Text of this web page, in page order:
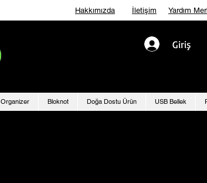
Hakkımızda İletişim Yardım
Giriş
Organizer Bloknot Doğa Dostu Ürün USB Bellek